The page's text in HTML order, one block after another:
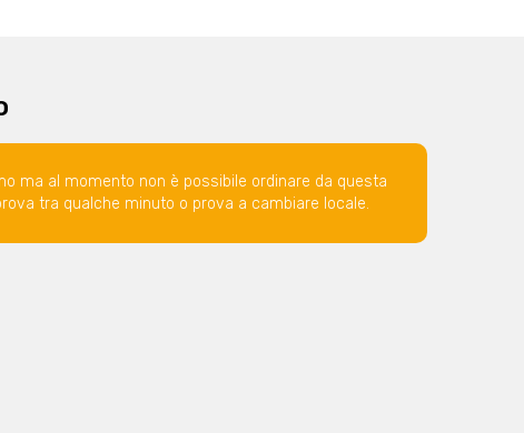
ma al momento non è possibile ordinare da questa
tra qualche minuto o prova a cambiare locale.